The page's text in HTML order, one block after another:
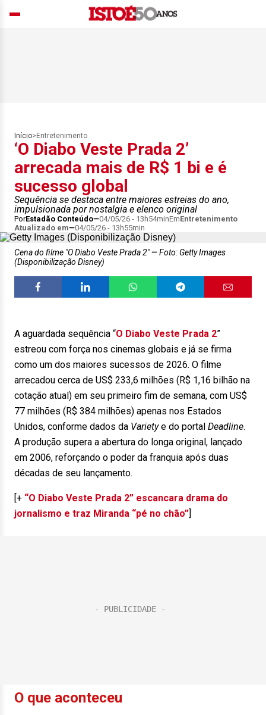
Início> Entretenimento
‘O Diabo Veste Prada 2’
arrecada mais de R$ 1 bi e é
sucesso global
Sequência se destaca entre maiores estreias do ano,
impulsionada por nostalgia e elenco original
PorEstadão Conteúdo 04/05/26 - 13h54minEmEntretenimento
Atualizado em
04/05/26 - 13h55min
Cena do filme "O Diabo Veste Prada 2"
Foto: Getty Images
(Disponibilização Disney)
A aguardada sequência “O Diabo Veste Prada 2”
estreou com força nos cinemas globais e já se firma
como um dos maiores sucessos de 2026. O filme
arrecadou cerca de US$ 233,6 milhões (R$ 1,16 bilhão na
cotação atual) em seu primeiro fim de semana, com US$
77 milhões (R$ 384 milhões) apenas nos Estados
Unidos, conforme dados da Varietye do portal Deadline.
A produção supera a abertura do longa original, lançado
em 2006, reforçando o poder da franquia após duas
décadas de seu lançamento.
[+ “O Diabo Veste Prada 2” escancara drama do
jornalismo e traz Miranda “pé no chão”]
O que aconteceu